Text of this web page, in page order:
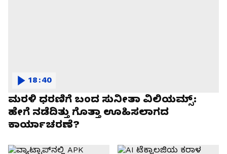
ಮರಳಿ ಧರಣಿಗೆ ಬಂದ ಸುನೀತಾ ವಿಲಿಯಮ್ಸ್:
ಹೇಗೆ ನಡೆದಿತ್ತು ಗೊತ್ತಾ ಊಹಿಸಲಾಗದ
ಕಾರ್ಯಾಚರಣೆ?
18:40